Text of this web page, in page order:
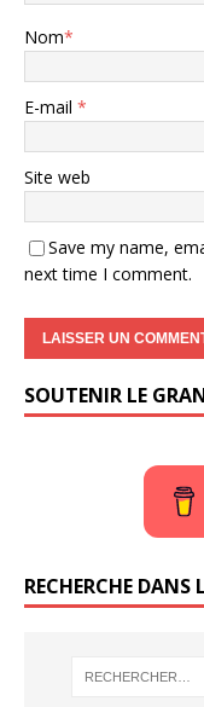
Nom*
E-mail *
Site web
Save my name,
next time I comment.
SOUTENIR LE
RECHERCHE